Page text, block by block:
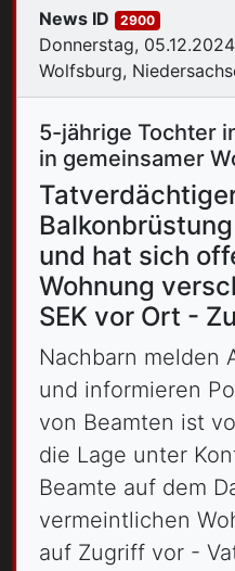
Donnerstag,
Wolfsburg,
News ID 2900
5-jährige Tochter
in gemeinsamer
und hat sich
Wohnung
SEK vor Ort -
Nachbarn melden
und informieren
von Beamten ist
die Lage unter
Beamte auf dem
vermeintlichen
auf Zugriff vor -